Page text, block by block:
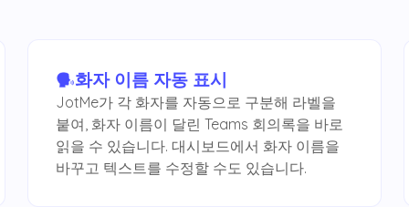
화자 이름 자동 표시
JotMe가 각 화자를 자동으로 구분해 라벨을
붙여, 화자 이름이 달린 Teams 회의록을 바로
읽을 수 있습니다. 대시보드에서 화자 이름을
바꾸고 텍스트를 수정할 수도 있습니다.